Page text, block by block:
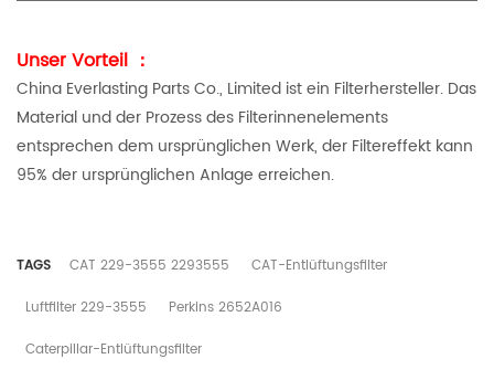
Unser Vorteil ：
China Everlasting Parts Co., Limited ist ein Filterhersteller. Das
Material und der Prozess des Filterinnenelements
entsprechen dem ursprünglichen Werk, der Filtereffekt kann
95% der ursprünglichen Anlage erreichen.
TAGS CAT 229-3555 2293555
CAT-Entlüftungsfilter
Luftfilter 229-3555
Perkins 2652A016
Caterpillar-Entlüftungsfilter